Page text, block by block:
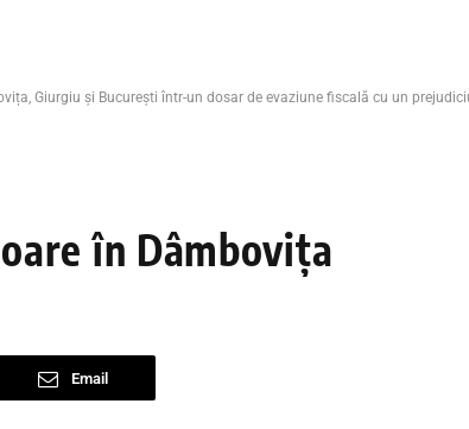
Giurgiu și București într-un dosar de evaziune fiscală cu un
în Dâmbovița
Email